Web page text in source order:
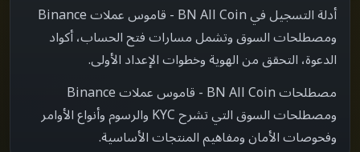
أدلة التسجيل في BN All Coin - قاموس عملات Binance
ومصطلحات السوق وتشمل مسارات فتح الحساب، أكواد
الدعوة، التحقق من الهوية وخطوات الإعداد الأولى.
مصطلحات BN All Coin - قاموس عملات Binance
ومصطلحات السوق التي تشرح KYC والرسوم وأنواع الأوامر
وفحوصات الأمان ومفاهيم المنتجات الأساسية.